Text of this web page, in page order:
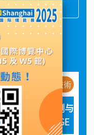
新産品 / 新技術
系统异常检测与
EDGE